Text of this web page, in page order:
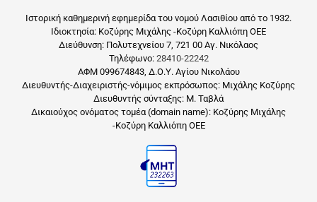
Ιστορική καθημερινή εφημερίδα του νομού Λασιθίου από το 1932.
Ιδιοκτησία: Κοζύρης Μιχάλης -Κοζύρη Καλλιόπη ΟΕΕ
Διεύθυνση: Πολυτεχνείου 7, 721 00 Αγ. Νικόλαος
Τηλέφωνο: 28410-22242
ΑΦΜ 099674843, Δ.Ο.Υ. Αγίου Νικολάου
Διευθυντής-Διαχειριστής-νόμιμος εκπρόσωπος: Μιχάλης Κοζύρης
Διευθυντής σύνταξης: Μ. Ταβλά
Δικαιούχος ονόματος τομέα (domain name): Κοζύρης Μιχάλης
-Κοζύρη Καλλιόπη ΟΕΕ